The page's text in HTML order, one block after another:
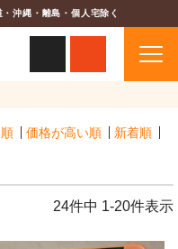
沖縄・離島・個人宅除く
価格が高い順 新着順
24件中 1-20件表示